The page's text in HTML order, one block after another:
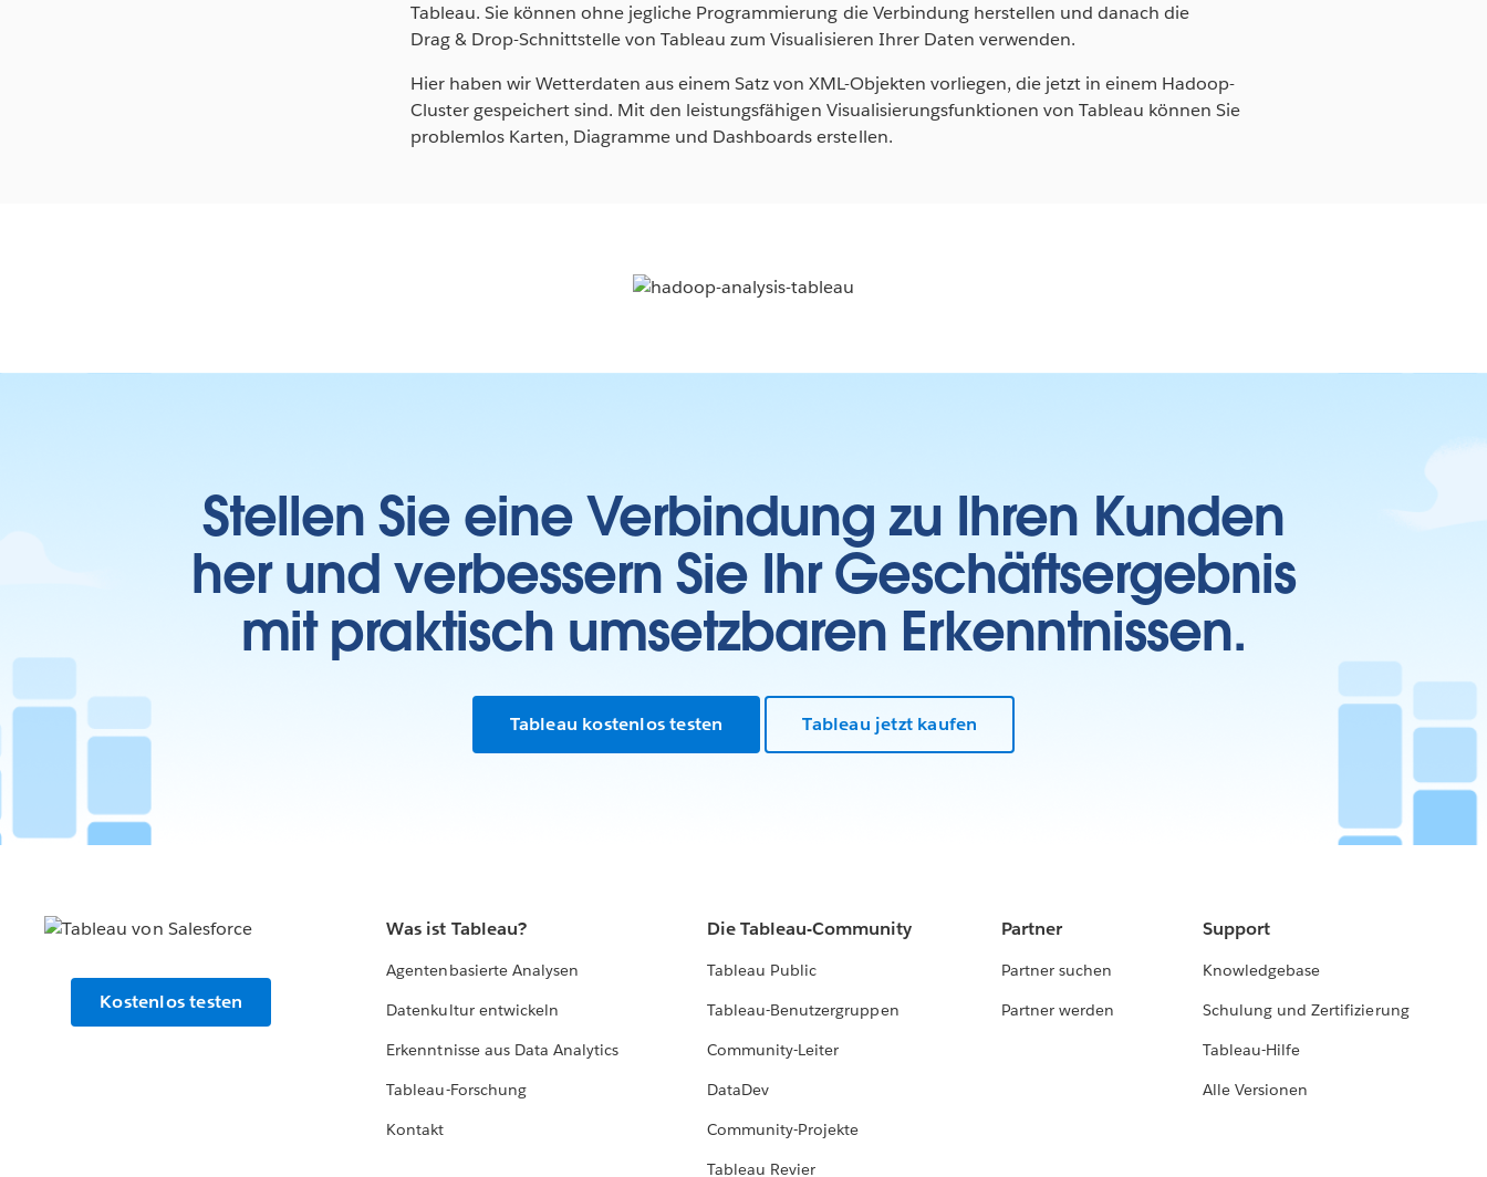
Tableau. Sie können ohne jegliche Programmierung die Verbindung herstellen und danach die
Drag & Drop-Schnittstelle von Tableau zum Visualisieren Ihrer Daten verwenden.
Hier haben wir Wetterdaten aus einem Satz von XML-Objekten vorliegen, die jetzt in einem Hadoop-
Cluster gespeichert sind. Mit den leistungsfähigen Visualisierungsfunktionen von Tableau können Sie
problemlos Karten, Diagramme und Dashboards erstellen.
Stellen Sie eine Verbindung zu Ihren Kunden
her und verbessern Sie Ihr Geschäftsergebnis
mit praktisch umsetzbaren Erkenntnissen.
Tableau kostenlos testen Tableau jetzt kaufen
Kostenlos testen
Was ist Tableau?
Agentenbasierte Analysen
Datenkultur entwickeln
Erkenntnisse aus Data Analytics
Tableau-Forschung
Kontakt
Die Tableau-Community
Tableau Public
Tableau-Benutzergruppen
Community-Leiter
DataDev
Community-Projekte
Tableau Revier
Partner
Partner suchen
Partner werden
Support
Knowledgebase
Schulung und Zertifizierung
Tableau-Hilfe
Alle Versionen